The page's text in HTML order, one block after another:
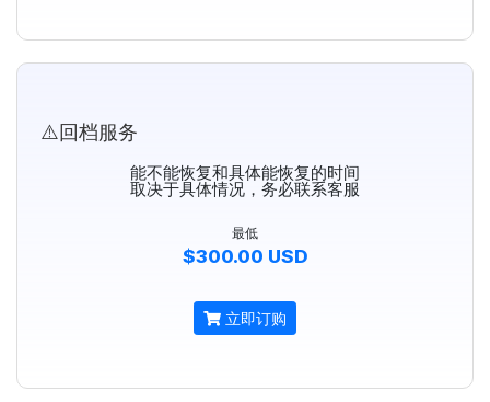
⚠️回档服务
能不能恢复和具体能恢复的时间
取决于具体情况，务必联系客服
最低
$300.00 USD
立即订购